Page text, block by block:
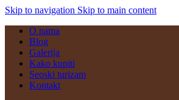
Skip to navigation Skip to main content
O nama
Blog
Galerija
Kako kupiti
Seoski turizam
Kontakt